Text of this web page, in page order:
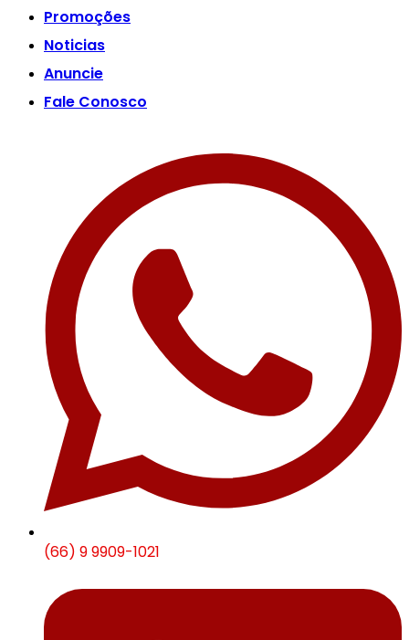
Promoções
Noticias
Anuncie
Fale Conosco
(66) 9 9909-1021